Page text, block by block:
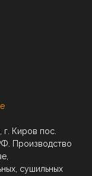
г. Киров пос.
Производство
сушильных